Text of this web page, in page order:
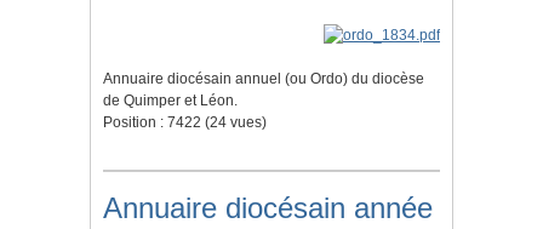
Annuaire diocésain annuel (ou Ordo) du diocèse
de Quimper et Léon.
Position : 7422 (24 vues)
Annuaire diocésain année